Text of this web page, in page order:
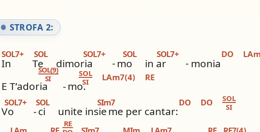
STROFA 2:
In
SOL7+
Te
SOL
dimoria
SOL7+
-mo
SOL
in ar
SOL7+
- monia
DO LAm
E T’adoria
SOL(9)
SI
-mo.
SOL
SI
LAm7(4) RE
Vo
SOL7+
-ci
SOL
unite insie
SIm7
me per cantar:
DO DO
SOL
SI
RE